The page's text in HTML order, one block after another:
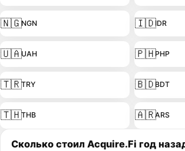
🇳🇬NGN 🇮🇩IDR
🇺🇦UAH 🇵🇭PHP
🇹🇷TRY 🇧🇩BDT
🇹🇭THB 🇦🇷ARS
Сколько стоил Acquire.Fi год